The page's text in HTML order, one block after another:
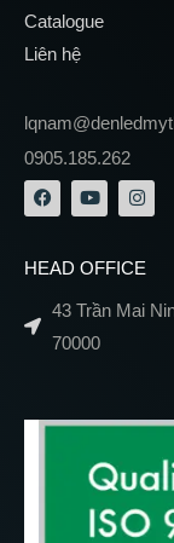
Catalogue
Liên hệ
0905.185.262
HEAD OFFICE
43 Trần Mai
70000